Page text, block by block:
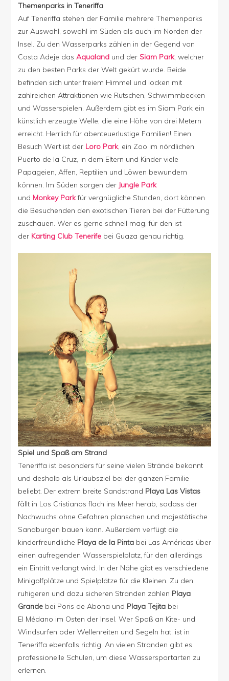
Themenparks in Teneriffa
Auf Teneriffa stehen der Familie mehrere Themenparks
zur Auswahl, sowohl im Süden als auch im Norden der
Insel. Zu den Wasserparks zählen in der Gegend von
Costa Adeje das Aqualand und der Siam Park, welcher
zu den besten Parks der Welt gekürt wurde. Beide
befinden sich unter freiem Himmel und locken mit
zahlreichen Attraktionen wie Rutschen, Schwimmbecken
und Wasserspielen. Außerdem gibt es im Siam Park ein
künstlich erzeugte Welle, die eine Höhe von drei Metern
erreicht. Herrlich für abenteuerlustige Familien! Einen
Besuch Wert ist der Loro Park, ein Zoo im nördlichen
Puerto de la Cruz, in dem Eltern und Kinder viele
Papageien, Affen, Reptilien und Löwen bewundern
können. Im Süden sorgen der Jungle Park
und Monkey Parkfür vergnügliche Stunden, dort können
die Besuchenden den exotischen Tieren bei der Fütterung
zuschauen. Wer es gerne schnell mag, für den ist
der Karting Club Tenerife bei Guaza genau richtig.
Spiel und Spaß am Strand
Teneriffa ist besonders für seine vielen Strände bekannt
und deshalb als Urlaubsziel bei der ganzen Familie
beliebt. Der extrem breite Sandstrand Playa Las Vistas
fällt in Los Cristianos flach ins Meer herab, sodass der
Nachwuchs ohne Gefahren planschen und majestätische
Sandburgen bauen kann. Außerdem verfügt die
kinderfreundliche Playa de la Pintabei Las Américas über
einen aufregenden Wasserspielplatz, für den allerdings
ein Eintritt verlangt wird. In der Nähe gibt es verschiedene
Minigolfplätze und Spielplätze für die Kleinen. Zu den
ruhigeren und dazu sicheren Stränden zählen Playa
Grandebei Poris de Abona und Playa Tejitabei
El Médano im Osten der Insel. Wer Spaß an Kite- und
Windsurfen oder Wellenreiten und Segeln hat, ist in
Teneriffa ebenfalls richtig. An vielen Stränden gibt es
professionelle Schulen, um diese Wassersportarten zu
erlernen.